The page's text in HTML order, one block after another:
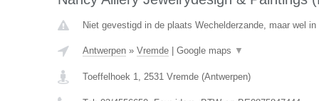
Niet gevestigd in de plaats Wechelderzande, maar wel
Antwerpen» Vremde| Google maps ▼
Toeffelhoek 1, 2531 Vremde(Antwerpen)